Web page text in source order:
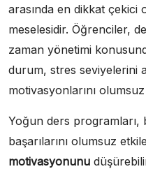
arasında en dikkat
meselesidir. Öğrenciler,
zaman yönetimi
durum, stres seviyelerini
motivasyonlarını
Yoğun ders programları,
başarılarını olumsuz
motivasyonunu